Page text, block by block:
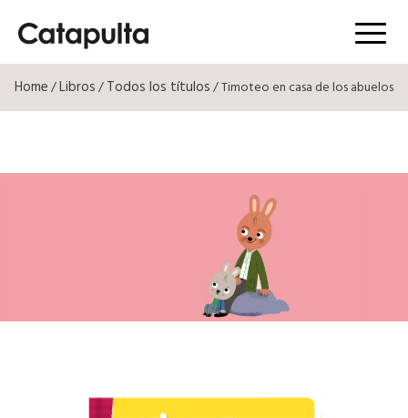
Menú
Home/Libros/Todos los títulos/ Timoteo en casa de los abuelos